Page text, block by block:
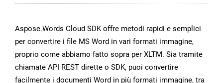
Aspose.Words Cloud SDK offre metodi rapidi e semplici
per convertire i file MS Word in vari formati immagine,
proprio come abbiamo fatto sopra per XLTM. Sia tramite
chiamate API REST dirette o SDK, puoi convertire
facilmente i documenti Word in più formati immagine, tra